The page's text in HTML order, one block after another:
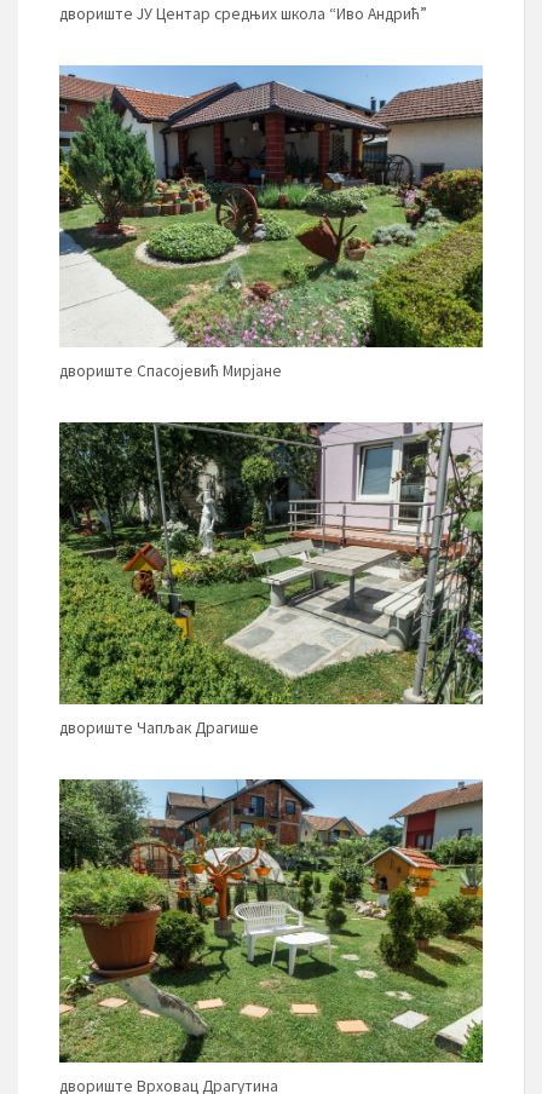
двориште ЈУ Центар средњих школа “Иво Андрић”
двориште Спасојевић Мирјане
двориште Чапљак Драгише
двориште Врховац Драгутина